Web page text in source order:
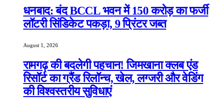
धनबाद: बंद BCCL भवन में 150 करोड़ का फर्जी
लॉटरी सिंडिकेट पकड़ा, 9 प्रिंटर जब्त
August 1, 2026
रामगढ़ की बदलेगी पहचान! जिमखाना क्लब एंड
रिसॉर्ट का ग्रैंड रिलॉन्च, खेल, लग्जरी और वेडिंग
की विश्वस्तरीय सुविधाएं